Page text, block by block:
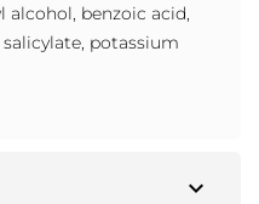
benzoic acid,
potassium
expand_more